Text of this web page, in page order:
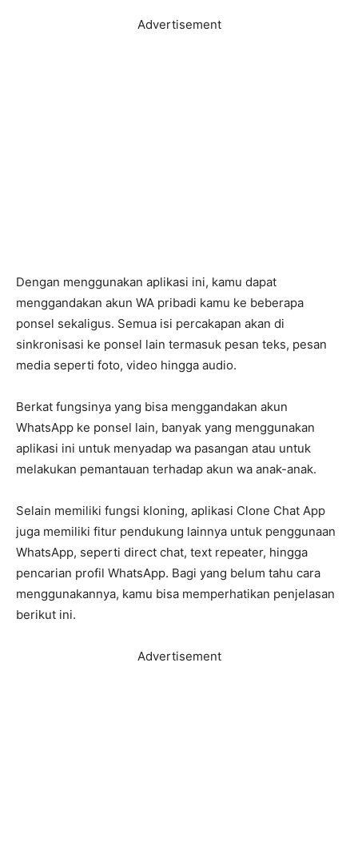
Advertisement
Dengan menggunakan aplikasi ini, kamu dapat
menggandakan akun WA pribadi kamu ke beberapa
ponsel sekaligus. Semua isi percakapan akan di
sinkronisasi ke ponsel lain termasuk pesan teks, pesan
media seperti foto, video hingga audio.
Berkat fungsinya yang bisa menggandakan akun
WhatsApp ke ponsel lain, banyak yang menggunakan
aplikasi ini untuk menyadap wa pasangan atau untuk
melakukan pemantauan terhadap akun wa anak-anak.
Selain memiliki fungsi kloning, aplikasi Clone Chat App
juga memiliki fitur pendukung lainnya untuk penggunaan
WhatsApp, seperti direct chat, text repeater, hingga
pencarian profil WhatsApp. Bagi yang belum tahu cara
menggunakannya, kamu bisa memperhatikan penjelasan
berikut ini.
Advertisement